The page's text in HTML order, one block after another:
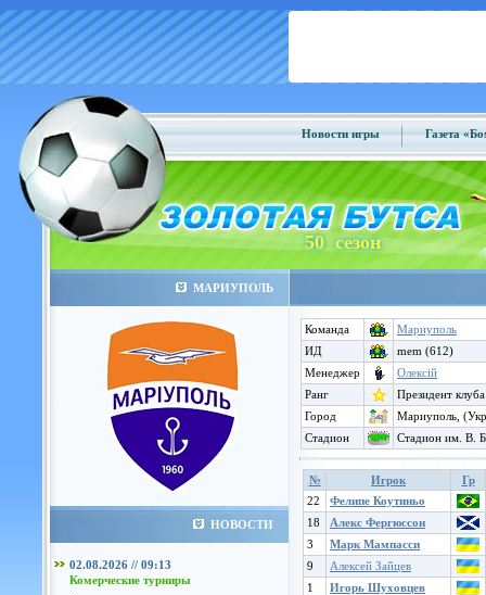
Новости игры Газета
50 сезон
МАРИУПОЛЬ
НОВОСТИ
02.08.2026 // 09:13
Комерческие турниры
Команда
Мариуполь
ИД
mem (612)
Менеджер
Олексій
Ранг
Президент клуба
Город
Мариуполь,
Стадион
Стадион им. В.
№ Игрок
Гр
22
Фелипе Коутиньо
18
Алекс Фергюссон
3
Марк Мампасси
9
Алексей Зайцев
1
Игорь Шуховцев